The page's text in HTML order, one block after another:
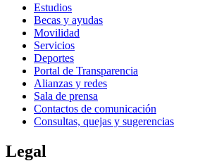
Estudios
Becas y ayudas
Movilidad
Servicios
Deportes
Portal de Transparencia
Alianzas y redes
Sala de prensa
Contactos de comunicación
Consultas, quejas y sugerencias
Legal